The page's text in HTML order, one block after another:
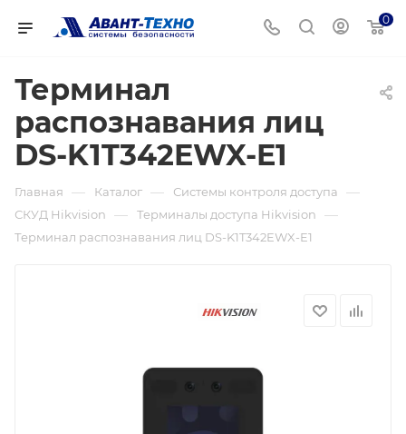
0
Терминал
распознавания лиц
DS-K1T342EWX-E1
Главная — Каталог — Системы контроля доступа —
СКУД Hikvision — Терминалы доступа Hikvision —
Терминал распознавания лиц DS-K1T342EWX-E1